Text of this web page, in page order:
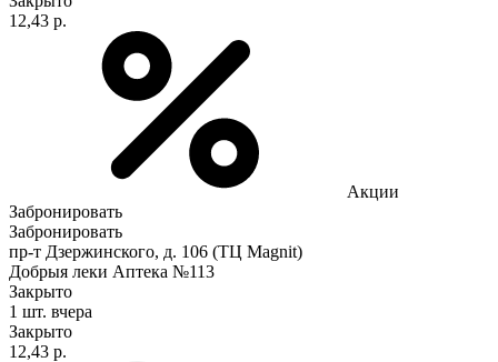
12,43 р.
Акции
Забронировать
Забронировать
пр-т Дзержинского, д. 106 (ТЦ Magnit)
Добрыя леки Аптека №113
Закрыто
1 шт. вчера
Закрыто
12,43 р.